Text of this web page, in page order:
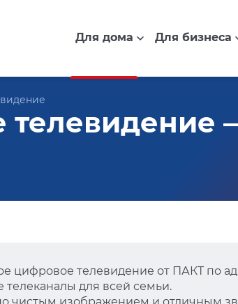
Для дома Для бизнеса
цифровое телевидение от ПАКТ по
для всей семьи.